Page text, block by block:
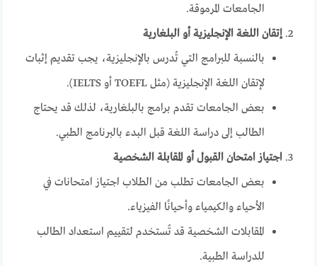
الجامعات المرموقة.
إتقان اللغة الإنجليزية أو البلغارية
بالنسبة للبرامج التي تُدرس بالإنجليزية، يجب تقديم إثبات
لإتقان اللغة الإنجليزية (مثل TOEFL أو IELTS).
بعض الجامعات تقدم برامج بالبلغارية، لذلك قد يحتاج
الطالب إلى دراسة اللغة قبل البدء بالبرنامج الطبي.
اجتياز امتحان القبول أو المقابلة الشخصية
بعض الجامعات تطلب من الطلاب اجتياز امتحانات في
الأحياء والكيمياء وأحيانًا الفيزياء.
المقابلات الشخصية قد تُستخدم لتقييم استعداد الطالب
للدراسة الطبية.